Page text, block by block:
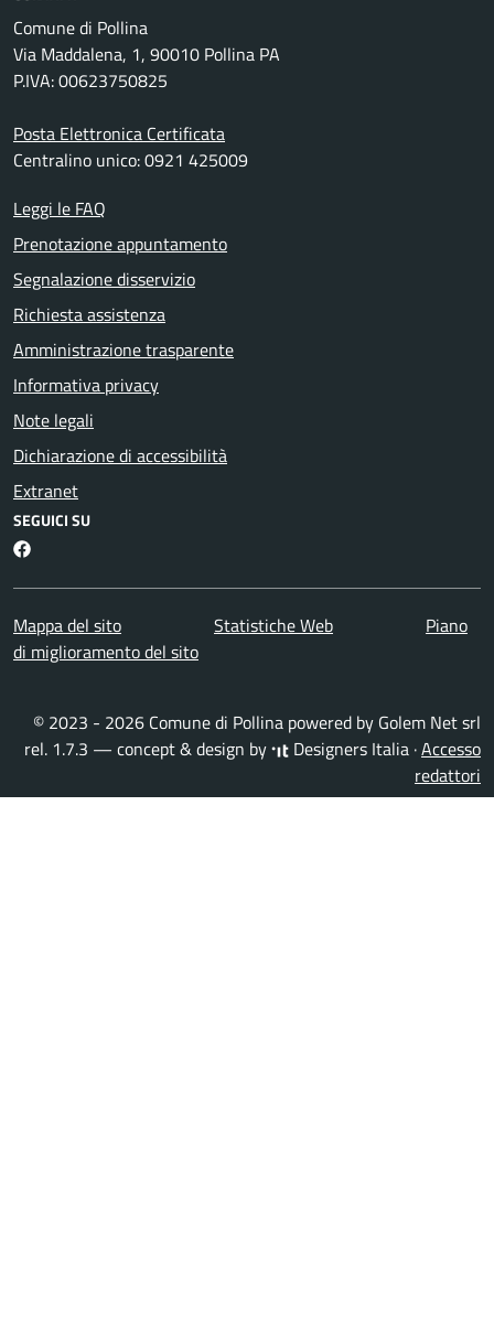
Comune di Pollina
Via Maddalena, 1, 90010 Pollina PA
P.IVA: 00623750825
Posta Elettronica Certificata
Centralino unico: 0921 425009
Leggi le FAQ
Prenotazione appuntamento
Segnalazione disservizio
Richiesta assistenza
Amministrazione trasparente
Informativa privacy
Note legali
Dichiarazione di accessibilità
Extranet
SEGUICI SU
Facebook
Mappa del sito Statistiche Web
Piano
di miglioramento del sito
© 2023 - 2026 Comune di Pollina powered by Golem Net srl
rel. 1.7.3 — concept & design by
Designers Italia ·Accesso
redattori